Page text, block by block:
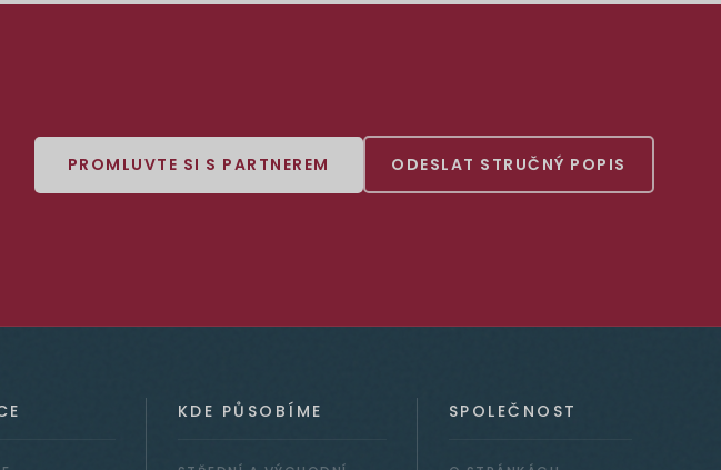
PROMLUVTE SI S PARTNEREM ODESLAT STRUČNÝ POPIS
KDE PŮSOBÍME SPOLEČNOST